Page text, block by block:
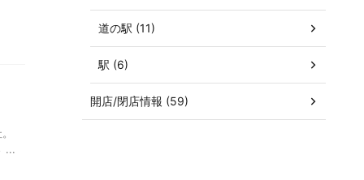
...
道の駅 (11)
駅 (6)
開店/閉店情報 (59)